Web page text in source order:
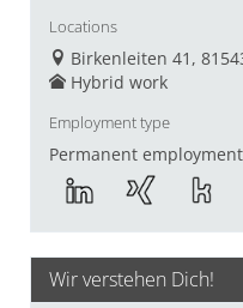
Locations
Birkenleiten 41,
Hybrid work
Employment type
Permanent employment
Wir verstehen Dich!